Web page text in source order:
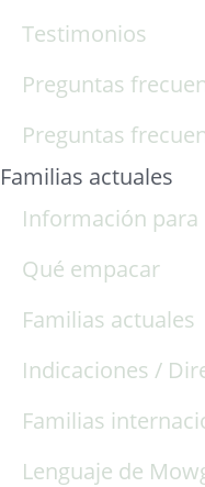
Testimonios
Preguntas
Preguntas
Familias actuales
Información para
Qué empacar
Familias actuales
Indicaciones /
Familias
Lenguaje de